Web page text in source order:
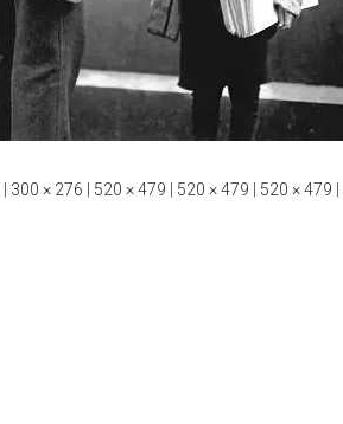
300 × 276 520 × 479 520 × 479 520 × 479